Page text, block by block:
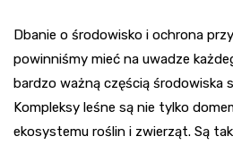
Dbanie o środowisko i ochrona
powinniśmy mieć na uwadze
bardzo ważną częścią środowiska
Kompleksy leśne są nie tylko
ekosystemu roślin i zwierząt. Są